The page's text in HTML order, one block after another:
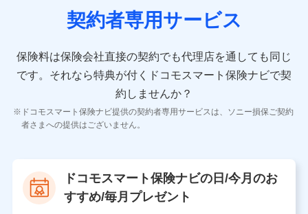
れらに付帯、関連する当社、株式会社NTTドコモおよび提携
会社のサービスを案内、提供するため
閲覧履歴、購買履歴、ご契約内容等のパーソナルデータを分
析して、お客さまの趣味・嗜好・傾向に応じたサービス・商
品等に関するご提案や広告の配信等を行うことがありま
各種セミナーの開催のため
コンサルティングサービスの実施のため
アンケートやキャンペーン等の実施のため
称・住所・代表者名】
当該個人データを取り扱う各共同利用者（詳細は次のと
契約者専用サービス
保険料は保険会社直接の契約でも代理店を通しても同じ
です。 それなら特典が付くドコモスマート保険ナビで契
約しませんか？
ドコモスマート保険ナビ提供の契約者専用サービスは、ソニー損保ご契約
者さまへの提供はございません。
ドコモスマート保険ナビの日/今月のお
すすめ/毎月プレゼント